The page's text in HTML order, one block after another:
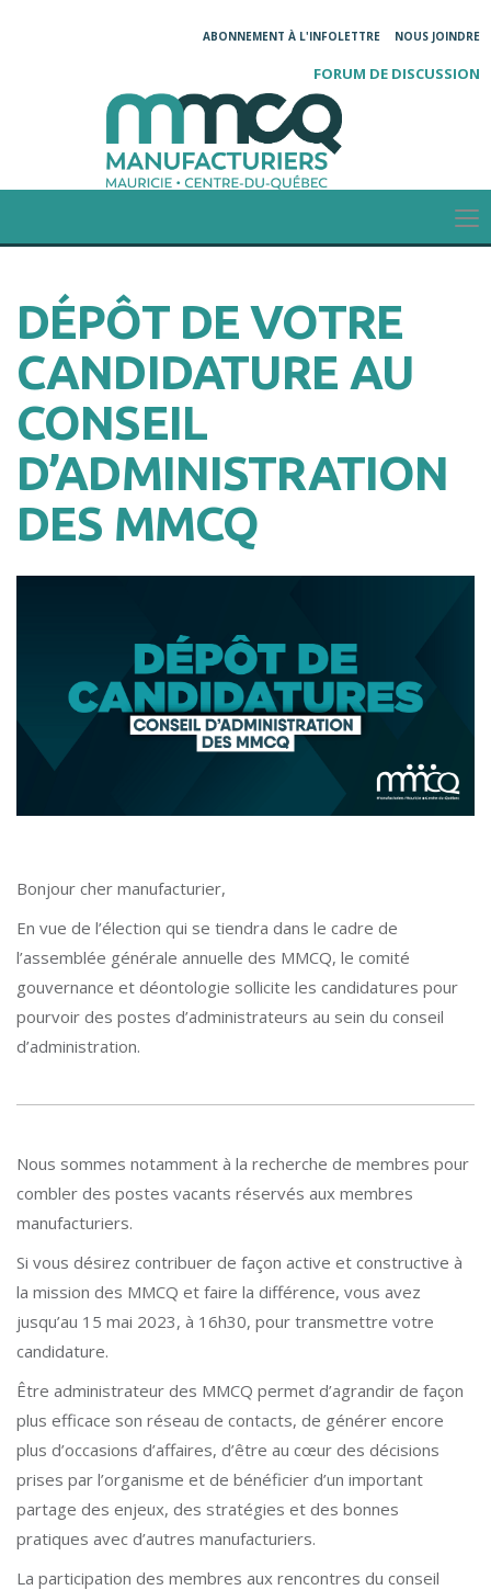
ABONNEMENT À L'INFOLETTRE NOUS JOINDRE
FORUM DE DISCUSSION
DÉPÔT DE VOTRE
CANDIDATURE AU
CONSEIL
D’ADMINISTRATION
DES MMCQ
Bonjour cher manufacturier,
En vue de l’élection qui se tiendra dans le cadre de
l’assemblée générale annuelle des MMCQ, le comité
gouvernance et déontologie sollicite les candidatures pour
pourvoir des postes d’administrateurs au sein du conseil
d’administration.
Nous sommes notamment à la recherche de membres pour
combler des postes vacants réservés aux membres
manufacturiers.
Si vous désirez contribuer de façon active et constructive à
la mission des MMCQ et faire la différence, vous avez
jusqu’au 15 mai 2023, à 16h30, pour transmettre votre
candidature.
Être administrateur des MMCQ permet d’agrandir de façon
plus efficace son réseau de contacts, de générer encore
plus d’occasions d’affaires, d’être au cœur des décisions
prises par l’organisme et de bénéficier d’un important
partage des enjeux, des stratégies et des bonnes
pratiques avec d’autres manufacturiers.
La participation des membres aux rencontres du conseil